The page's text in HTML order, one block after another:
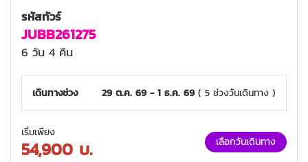
น้ำตกคันบะ, ฟาร์มโคนมไดเซน มากิบะ มิรุคุ โนะ
ซาโตะ, โคนันทาวน์, พิพิธภัณฑ์ยอดนักสืบจิ๋วโคนั
น, เมืองคุราโยชิ, โกดังกำแพงขาวคุราโยชิ, อิออ
นมอลล์ ทตโตริ คิตะ, เนินทรายทตโตริ, เมืองโท
โยโอกะ, ช้อปปิ้งถนนชิโจ, กิจกรรมชงชา,
RINKU PREMIUM OUTLET
3 ดาว
รหัสทัวร์
JUBB261275
6 วัน 4 คืน
เดินทางช่วง 29 ต.ค. 69 - 1 ธ.ค. 69( 5 ช่วงวันเดินทาง )
เริ่มเพียง
54,900 บ. เลือกวันเดินทาง